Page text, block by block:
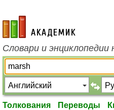
academic.ru
Словари и энциклопедии
Толкования Переводы